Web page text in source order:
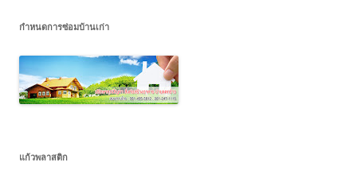
กำหนดการซ่อมบ้านเก่า
แก้วพลาสติก